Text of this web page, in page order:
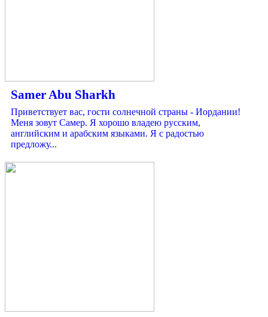
Samer Abu Sharkh
Приветствует вас, гости солнечной страны - Иордании!
Меня зовут Самер. Я хорошо владею русским,
английским и арабским языками. Я с радостью
предложу...